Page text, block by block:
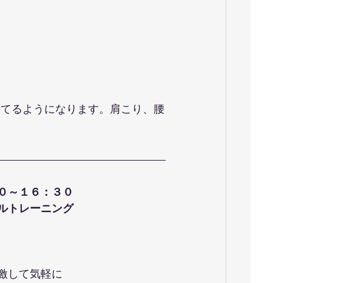
るようになります。肩こり、腰
～１６：３０
トレーニング
して気軽に